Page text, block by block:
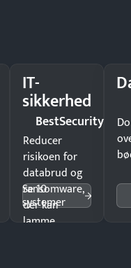
IT-
sikkerhed
BestSecurity
Reducer
risikoen for
databrud og
ransomware,
der kan
lamme
Se 10
systemer